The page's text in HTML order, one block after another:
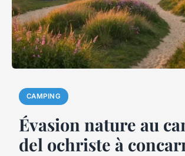
CAMPING
Évasion nature au
del ochriste à